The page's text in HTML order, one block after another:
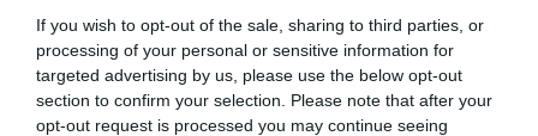
If you wish to opt-out of the sale, sharing to third parties, or
processing of your personal or sensitive information for
targeted advertising by us, please use the below opt-out
section to confirm your selection. Please note that after your
opt-out request is processed you may continue seeing
που κάνουμε τα περισσότερα λάθη στη
δουλειά
Όσο περνούν οι ώρες, τόσο περισσότερα λάθη γίνονται αυτή
την ημέρα